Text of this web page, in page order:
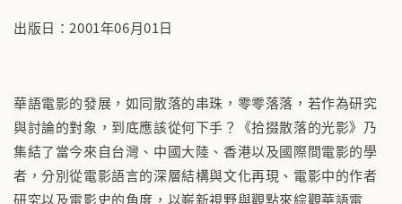
出版日：2001年06月01日
華語電影的發展，如同散落的串珠，零零落落，若作為研究
與討論的對象，到底應該從何下手？《拾掇散落的光影》乃
集結了當今來自台灣、中國大陸、香港以及國際間電影的學
者，分別從電影語言的深層結構與文化再現、電影中的作者
研究以及電影史的角度，以嶄新視野與觀點來綜觀華語電